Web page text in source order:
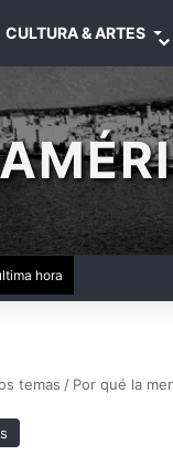
CULTURA & ARTES
hora
temas / Por qué la